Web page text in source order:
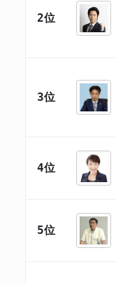
2位
3位
4位
5位